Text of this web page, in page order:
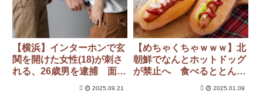
【横浜】インターホンで玄
関を開けた女性(18)が刺さ
れる、26歳男を逮捕 面識
2025.09.21
【めちゃくちゃｗｗｗ】北
朝鮮でなんとホットドッグ
が禁止へ 食べるととんで
2025.01.09